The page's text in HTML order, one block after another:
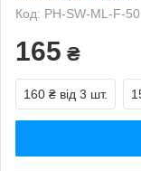
Код: PH-SW-ML-F-50
165 ₴
160 ₴ від 3 шт.